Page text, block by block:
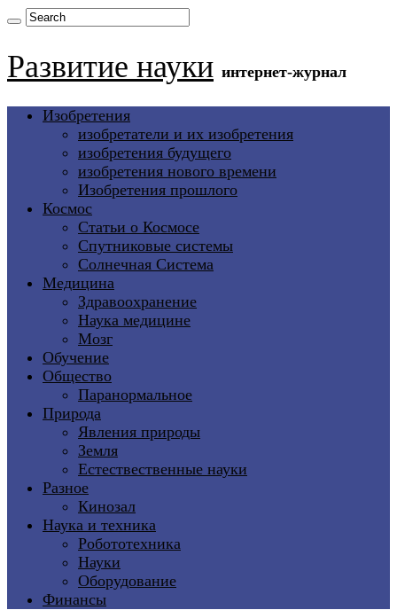
Развитие науки интернет-журнал
Изобретения
изобретатели и их изобретения
изобретения будущего
изобретения нового времени
Изобретения прошлого
Космос
Статьи о Космосе
Спутниковые системы
Солнечная Система
Медицина
Здравоохранение
Наука медицине
Мозг
Обучение
Общество
Паранормальное
Природа
Явления природы
Земля
Естествественные науки
Разное
Кинозал
Наука и техника
Робототехника
Науки
Оборудование
Финансы